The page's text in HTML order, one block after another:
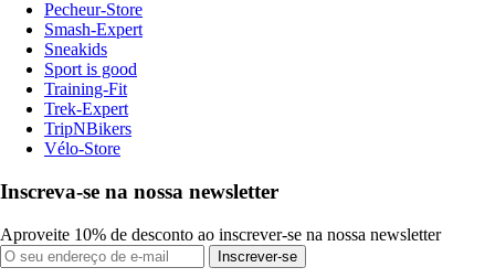
Pecheur-Store
Smash-Expert
Sneakids
Sport is good
Training-Fit
Trek-Expert
TripNBikers
Vélo-Store
Inscreva-se na nossa newsletter
Aproveite 10% de desconto ao inscrever-se na nossa newsletter
Inscrever-se